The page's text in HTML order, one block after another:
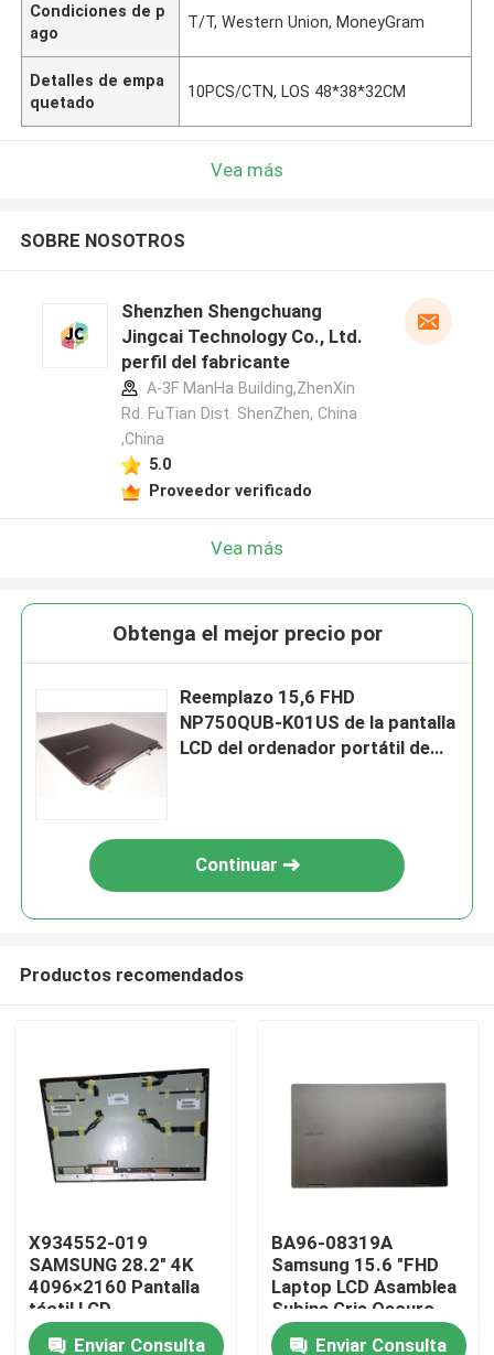
Productos
Vídeos
Condiciones de p
ago
T/T, Western Union, MoneyGram
Detalles de empa
quetado
10PCS/CTN, LOS 48*38*32CM
Vea más
SOBRE NOSOTROS
Shenzhen Shengchuang
Jingcai Technology Co., Ltd.
perfil del fabricante
A-3F ManHa Building,ZhenXin
Rd. FuTian Dist. ShenZhen, China
,China
5.0
Proveedor verificado
Vea más
Obtenga el mejor precio por
Reemplazo 15,6 FHD
NP750QUB-K01US de la pantalla
LCD del ordenador portátil de
Continuar
Productos recomendados
X934552-019
SAMSUNG 28.2" 4K
4096×2160 Pantalla
táctil LCD
LTM282RL01 con
Enviar Consulta
BA96-08319A
Samsung 15.6 "FHD
Laptop LCD Asamblea
Subins Gris Oscuro
Marte2-15
Enviar Consulta